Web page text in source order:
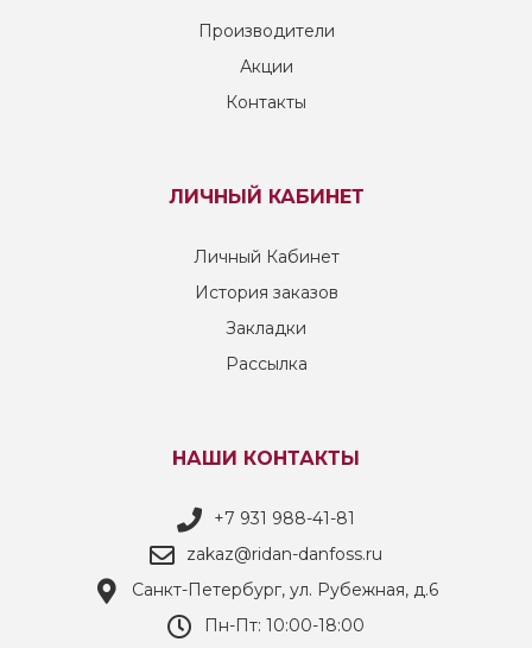
Производители
Акции
Контакты
ЛИЧНЫЙ КАБИНЕТ
Личный Кабинет
История заказов
Закладки
Рассылка
НАШИ КОНТАКТЫ
+7 931 988-41-81
zakaz@ridan-danfoss.ru
Санкт-Петербург, ул. Рубежная, д.6
Пн-Пт: 10:00-18:00